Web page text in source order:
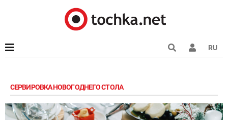
RU
СЕРВИРОВКА НОВОГОДНЕГО СТОЛА